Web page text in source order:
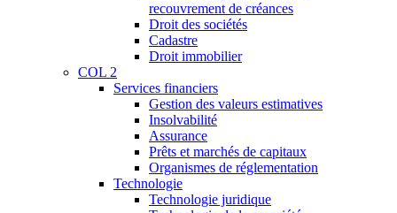
recouvrement de créances
Droit des sociétés
Cadastre
Droit immobilier
COL 2
Services financiers
Gestion des valeurs estimatives
Insolvabilité
Assurance
Prêts et marchés de capitaux
Organismes de réglementation
Technologie
Technologie juridique